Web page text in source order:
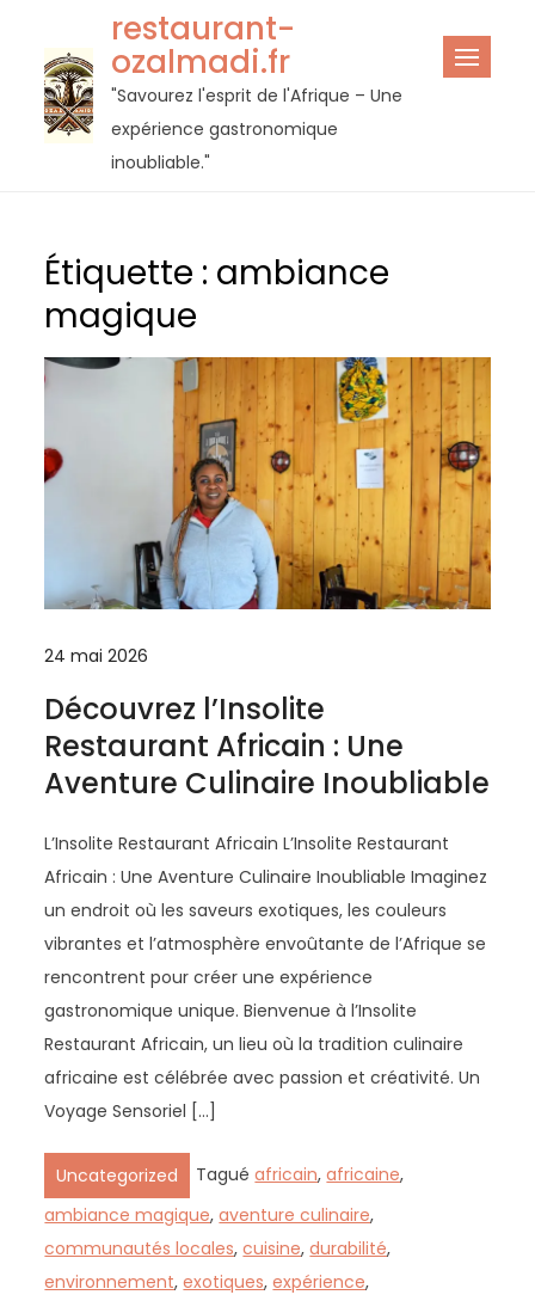
contenu
restaurant-
ozalmadi.fr
"Savourez l'esprit de l'Afrique – Une
expérience gastronomique
inoubliable."
Étiquette : ambiance
magique
24 mai 2026
Découvrez l’Insolite
Restaurant Africain : Une
Aventure Culinaire Inoubliable
L’Insolite Restaurant Africain L’Insolite Restaurant
Africain : Une Aventure Culinaire Inoubliable Imaginez
un endroit où les saveurs exotiques, les couleurs
vibrantes et l’atmosphère envoûtante de l’Afrique se
rencontrent pour créer une expérience
gastronomique unique. Bienvenue à l’Insolite
Restaurant Africain, un lieu où la tradition culinaire
africaine est célébrée avec passion et créativité. Un
Voyage Sensoriel […]
Uncategorized Taguéafricain,africaine,
ambiance magique,aventure culinaire,
communautés locales,cuisine,durabilité,
environnement,exotiques,expérience,